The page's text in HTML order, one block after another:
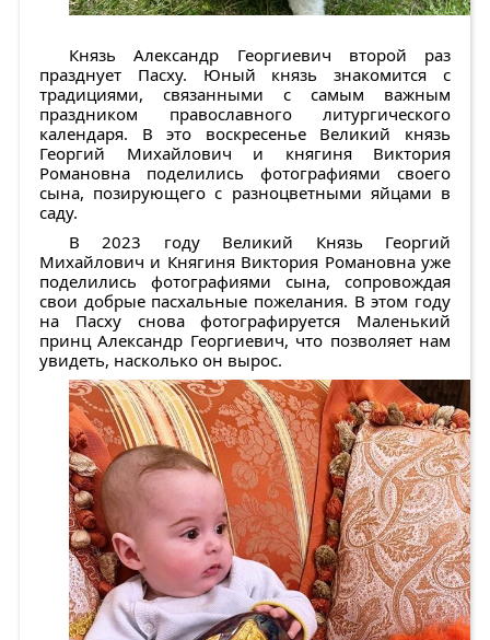
Князь Александр Георгиевич второй раз
празднует Пасху. Юный князь знакомится с
традициями, связанными с самым важным
праздником православного литургического
календаря. В это воскресенье Великий князь
Георгий Михайлович и княгиня Виктория
Романовна поделились фотографиями своего
сына, позирующего с разноцветными яйцами в
саду.
В 2023 году Великий Князь Георгий
Михайлович и Княгиня Виктория Романовна уже
поделились фотографиями сына, сопровождая
свои добрые пасхальные пожелания. В этом году
на Пасху снова фотографируется Маленький
принц Александр Георгиевич, что позволяет нам
увидеть, насколько он вырос.